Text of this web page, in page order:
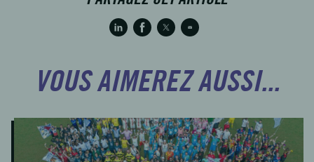
VOUS AIMEREZ AUSSI...